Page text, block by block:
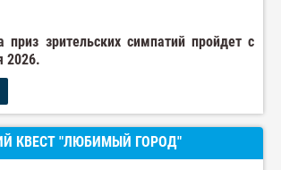
приз зрительских симпатий пройдет с
2026.
КВЕСТ "ЛЮБИМЫЙ ГОРОД"